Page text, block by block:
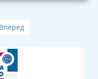
Вперед